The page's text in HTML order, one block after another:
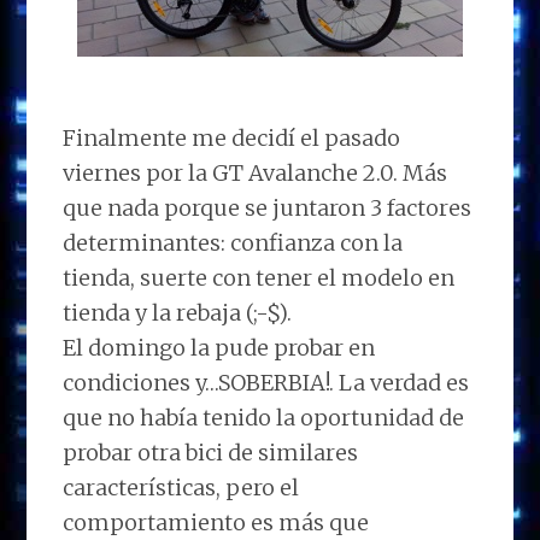
Finalmente me decidí el pasado
viernes por la GT Avalanche 2.0. Más
que nada porque se juntaron 3 factores
determinantes: confianza con la
tienda, suerte con tener el modelo en
tienda y la rebaja (;-$).
El domingo la pude probar en
condiciones y…SOBERBIA!. La verdad es
que no había tenido la oportunidad de
probar otra bici de similares
características, pero el
comportamiento es más que